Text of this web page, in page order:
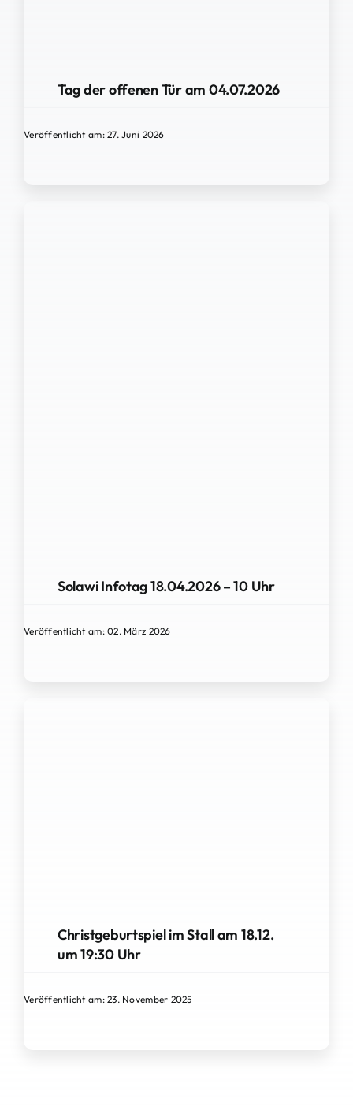
Tag der offenen Tür am 04.07.2026
Veröffentlicht am: 27. Juni 2026
Solawi Infotag 18.04.2026 – 10 Uhr
Veröffentlicht am: 02. März 2026
Christgeburtspiel im Stall am 18.12.
um 19:30 Uhr
Veröffentlicht am: 23. November 2025